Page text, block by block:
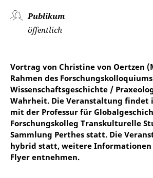
Publikum
öffentlich
Vortrag von Christine von Oertzen
Rahmen des Forschungskolloquiums
Wissenschaftsgeschichte /
Wahrheit. Die Veranstaltung findet
mit der Professur für
Forschungskolleg Transkulturelle
Sammlung Perthes statt. Die
hybrid statt, weitere Informationen
Flyer entnehmen.